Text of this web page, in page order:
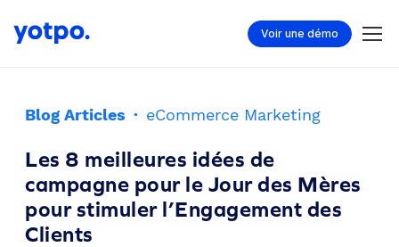
Voir une démo
Blog Articles · eCommerce Marketing
Les 8 meilleures idées de
campagne pour le Jour des Mères
pour stimuler l’Engagement des
Clients